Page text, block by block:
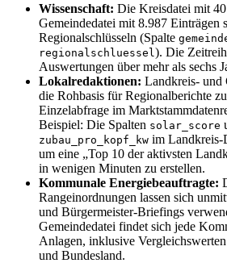
Wissenschaft: Die Kreisdatei mit
Gemeindedatei mit 8.987 Einträgen
Regionalschlüsseln (Spalte
regionalschluessel ). Die
Auswertungen über mehr als sechs
Lokalredaktionen: Landkreis- und
die Rohbasis für Regionalberichte
Einzelabfrage im
Beispiel: Die Spalten solar_score
zubau_pro_kopf_kw im Landkreis-
um eine „Top 10 der aktivsten
in wenigen Minuten zu erstellen.
Kommunale Energiebeauftragte:
Rangeinordnungen lassen sich
und Bürgermeister-Briefings
Gemeindedatei findet sich jede
Anlagen, inklusive
und Bundesland.